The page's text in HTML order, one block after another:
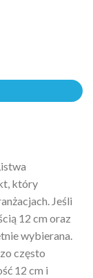
który
Jeśli
12 cm oraz
wybierana.
często
12 cm i